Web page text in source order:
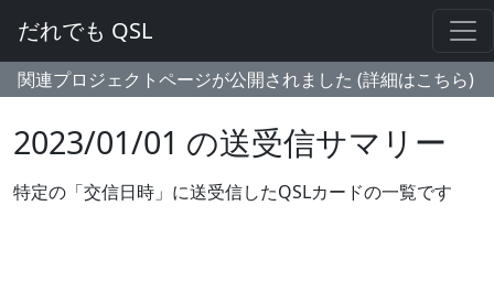
だれでも QSL
関連プロジェクトページが公開されました (詳細はこちら)
2023/01/01 の送受信サマリー
特定の「交信日時」に送受信したQSLカードの一覧です